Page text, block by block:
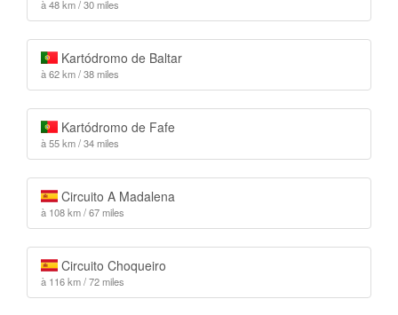
à 48 km / 30 miles
Kartódromo de Baltar
à 62 km / 38 miles
Kartódromo de Fafe
à 55 km / 34 miles
Circuito A Madalena
à 108 km / 67 miles
Circuito Choqueiro
à 116 km / 72 miles